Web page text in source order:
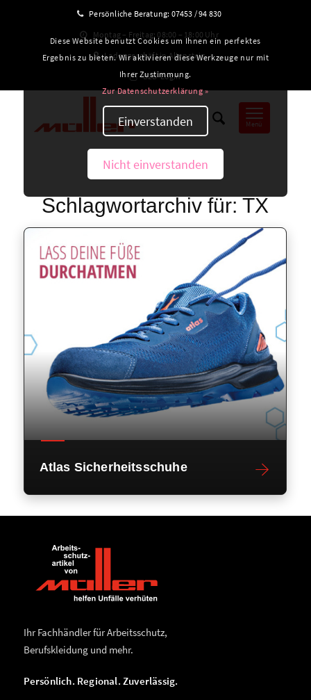
Persönliche Beratung: 07453 / 94 830
Montag – Freitag: 08:00 – 18:00 Uhr
Ladengeschäft in Altensteig
B2B-Login
Menü
Schlagwortarchiv für:TX
Atlas Sicherheitsschuhe
Ihr Fachhändler für Arbeitsschutz,
Berufskleidung und mehr.
Persönlich. Regional. Zuverlässig.
Diese Website benutzt Cookies um Ihnen ein perfektes
Ergebnis zu bieten. Wir aktivieren diese Werkzeuge nur mit
Ihrer Zustimmung.
Zur Datenschutzerklärung »
Einverstanden
Nicht einverstanden